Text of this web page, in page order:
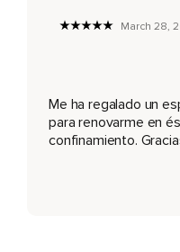
encuentras.
Termino con una frase de
En las profundidades del
March 28,
Me ha regalado un
para renovarme en
confinamiento.